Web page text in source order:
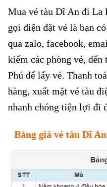
Mua vé tàu Dĩ An đi
gọi điện đặt vé là bạn
qua zalo, facebook,
kiếm các phòng vé, đến
Phú để lấy vé. Thanh
hàng, xuất mặt vé tàu
nhanh chóng tiện lợi đi
Bảng giá vé tàu Dĩ An